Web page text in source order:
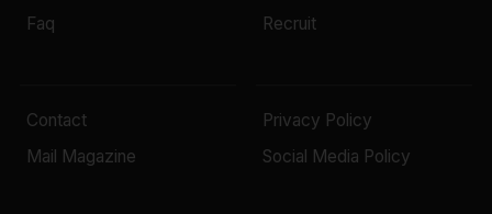
Faq
Recruit
Contact
Mail Magazine
Privacy Policy
Social Media Policy